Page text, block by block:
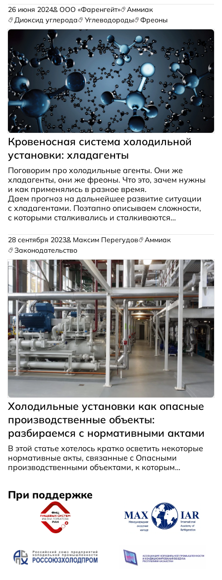
нетоксичность и малый риск воспламенения,
экологические требования включают нулевую
озоноразрушающую способность (ОРС) и низкий
потенциал глобального потепления (ПГП), с точки
зрения производительности хладагент должен
производить большое количество скрытой теплоты
испарения, а фазовый переход должен
происходить при постоянном давлении,
экономическая эффективность требует, чтобы
хладагент имел разумную цену и был доступен
даже в развивающихся странах.
26 июня 2024 ООО «Фаренгейт»
Аммиак
Диоксид углерода
Углеводороды Фреоны
Кровеносная система холодильной
установки: хладагенты
Поговорим про холодильные агенты. Они же
хладагенты, они же фреоны. Что это, зачем нужны
и как применялись в разное время.
Даем прогноз на дальнейшее развитие ситуации
с хладагентами. Поэтапно описываем сложности,
с которыми сталкивались и сталкиваются
холодильных установок. Материал носит
ознакомительный характер и будет интересен как
холодильным специалистам, так и конечным
пользователям.
28 сентября 2023 Максим Перегудов
Аммиак
Законодательство
Холодильные установки как опасные
производственные объекты:
разбираемся с нормативными актами
В этой статье хотелось кратко осветить некоторые
нормативные акты, связанные с Опасными
производственными объектами, к которым
При поддержке